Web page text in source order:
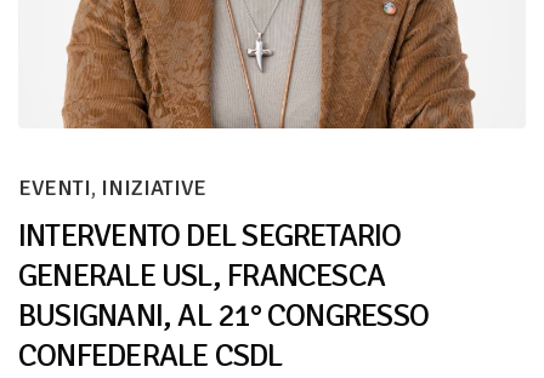
EVENTI, INIZIATIVE
INTERVENTO DEL SEGRETARIO
GENERALE USL, FRANCESCA
BUSIGNANI, AL 21° CONGRESSO
CONFEDERALE CSDL